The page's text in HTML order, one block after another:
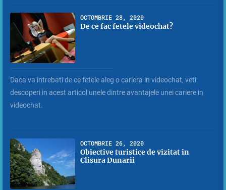
OCTOMBRIE 28, 2020
De ce fac fetele videochat?
Daca va intrebati de ce fetele aleg o cariera in videochat, veti
descoperi in acest articol unele dintre avantajele unei cariere in
videochat.
OCTOMBRIE 26, 2020
Obiective turistice de vizitat in
Clisura Dunarii